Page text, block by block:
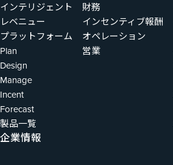
インテリジェント
レベニュー
プラットフォーム
Plan
Design
Manage
Incent
Forecast
製品一覧
財務
インセンティブ報酬
オペレーション
営業
企業情報